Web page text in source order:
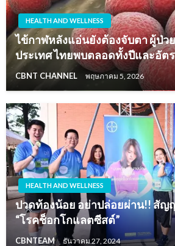
HEALTH AND WELLNESS
ไข้กาฬหลังแอ่นยังต้องจับตา ผู้ป่ว
ประเทศ ไทยพบตลอดทั้งปีและอัต
CBNT CHANNEL พฤษภาคม 5, 2026
HEALTH AND WELLNESS
ปวดท้องน้อย อย่าปล่อยผ่าน!! สัญ
“โรคช็อกโกแลตซีสต์”
CBNTEAM ธันวาคม 27, 2024